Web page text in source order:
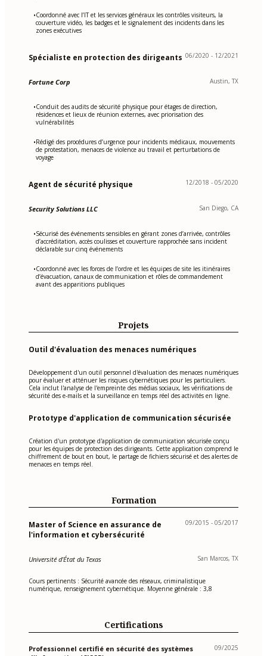
•Coordonné avec l’IT et les services généraux les contrôles visiteurs, la
couverture vidéo, les badges et le signalement des incidents dans les
zones exécutives
Spécialiste en protection des dirigeants 06/2020 - 12/2021
Fortune Corp Austin, TX
•Conduit des audits de sécurité physique pour étages de direction,
résidences et lieux de réunion externes, avec priorisation des
vulnérabilités
•Rédigé des procédures d’urgence pour incidents médicaux, mouvements
de protestation, menaces de violence au travail et perturbations de
voyage
Agent de sécurité physique 12/2018 - 05/2020
Security Solutions LLC San Diego, CA
•Sécurisé des événements sensibles en gérant zones d’arrivée, contrôles
d’accréditation, accès coulisses et couverture rapprochée sans incident
déclarable sur cinq événements
•Coordonné avec les forces de l’ordre et les équipes de site les itinéraires
d’évacuation, canaux de communication et rôles de commandement
avant des apparitions publiques
Projets
Outil d'évaluation des menaces numériques
Développement d'un outil personnel d'évaluation des menaces numériques
pour évaluer et atténuer les risques cybernétiques pour les particuliers.
Cela inclut l'analyse de l'empreinte des médias sociaux, les vérifications de
sécurité des e-mails et la surveillance en temps réel des activités en ligne.
Prototype d'application de communication sécurisée
Création d'un prototype d'application de communication sécurisée conçu
pour les équipes de protection des dirigeants. Cette application comprend le
chiffrement de bout en bout, le partage de fichiers sécurisé et des alertes de
menaces en temps réel.
Formation
Master of Science en assurance de
l'information et cybersécurité
09/2015 - 05/2017
Université d'État du Texas San Marcos, TX
Cours pertinents : Sécurité avancée des réseaux, criminalistique
numérique, renseignement cybernétique. Moyenne générale : 3,8
Certifications
Professionnel certifié en sécurité des systèmes
09/2025